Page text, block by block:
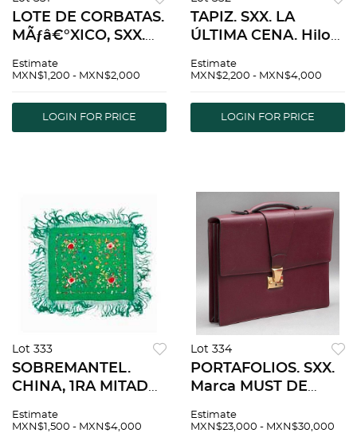
LOTE DE CORBATAS.
MÃƒâ€°XICO, SXX.
DIOR, SALVATORE
VUITTON,
HERMENEGILDO
Estimate
MXN$1,200 - MXN$2,000
LOGIN FOR PRICE
TAPIZ. SXX. LA
ÚLTIMA CENA. Hilo
mecanizado.
conservación. 190 x
122 cm
Estimate
MXN$2,200 - MXN$4,000
LOGIN FOR PRICE
Lot 333
SOBREMANTEL.
CHINA, 1RA MITAD
verde,
Estimate
MXN$1,500 - MXN$4,000
Lot 334
PORTAFOLIOS. SXX.
Marca MUST DE
en piel color vino.
Estimate
MXN$23,000 - MXN$30,000